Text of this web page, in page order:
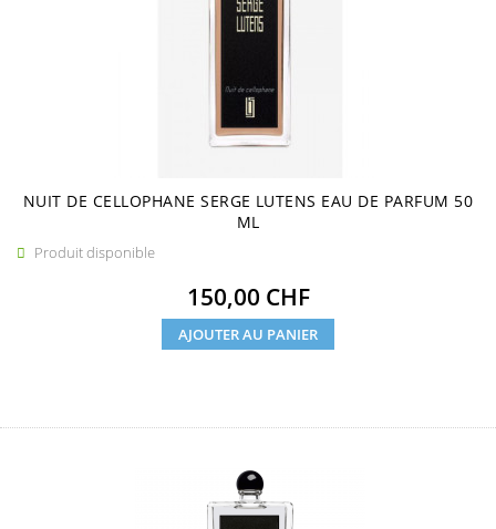
NUIT DE CELLOPHANE SERGE LUTENS EAU DE PARFUM 50
ML
 Produit disponible
Prix
150,00 CHF
AJOUTER AU PANIER